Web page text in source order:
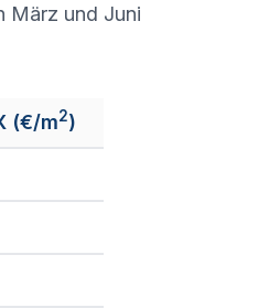
März und Juni
(€/m2)